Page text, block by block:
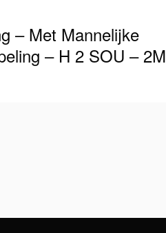
– Met Mannelijke
– H 2 SOU – 2M